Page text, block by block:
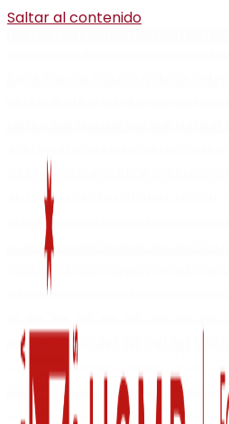
Saltar al contenido